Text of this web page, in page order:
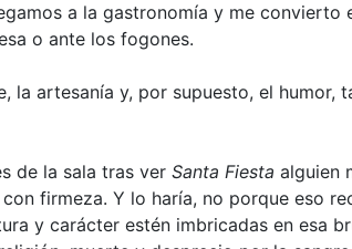
a la gastronomía y me
o ante los fogones.
la artesanía y, por supuesto, el humor,
de la sala tras ver Santa Fiesta alguien
firmeza. Y lo haría, no porque eso
y carácter estén imbricadas en esa